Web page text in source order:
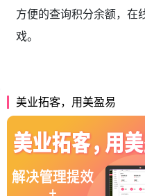
方便的查询积分余额，在
戏。
美业拓客，用美盈易